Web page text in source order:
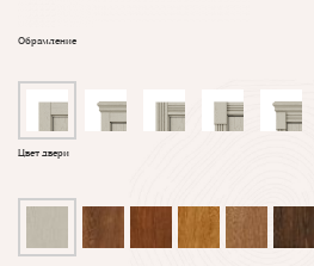
Обрамление
Цвет двери